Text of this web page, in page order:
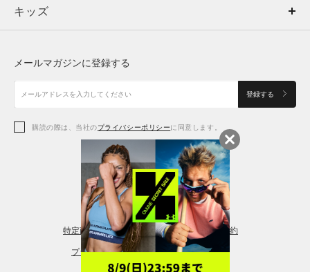
キッズ
アクセサリー
ボトムス
アクセサリー
トップス
シューズ
アクセサリー
レギンス＆タイツ
キッズ
シューズ
メールマガジンに登録する
登録する
購読の際は、当社のプライバシーポリシーに同意します。
特定商取引法に基づく通販の表記 会員規約
プライバシーポリシー